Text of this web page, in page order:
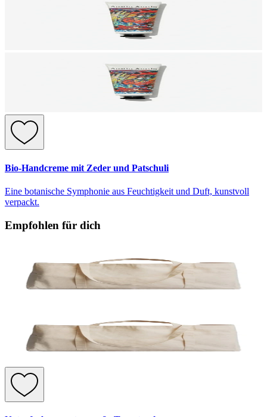
Bio-Handcreme mit Zeder und Patschuli
Eine botanische Symphonie aus Feuchtigkeit und Duft, kunstvoll
verpackt.
Empfohlen für dich